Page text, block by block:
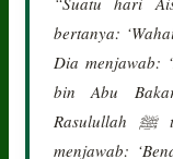
bertanya:
Dia menjawab:
bin Abu
Rasulullah ﷺ telah melarang ziarah kubur?’ Dia
menjawab: